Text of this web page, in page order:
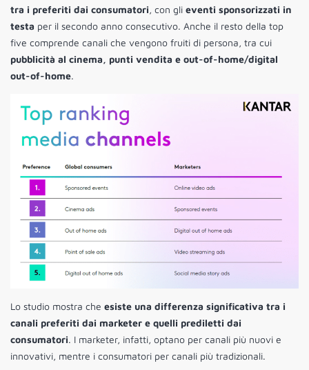
tra i preferiti dai consumatori, con gli eventi sponsorizzati in
testa per il secondo anno consecutivo. Anche il resto della top
five comprende canali che vengono fruiti di persona, tra cui
pubblicità al cinema, punti vendita e out-of-home/digital
out-of-home.
Lo studio mostra che esiste una differenza significativa tra i
canali preferiti dai marketer e quelli prediletti dai
consumatori. I marketer, infatti, optano per canali più nuovi e
innovativi, mentre i consumatori per canali più tradizionali.